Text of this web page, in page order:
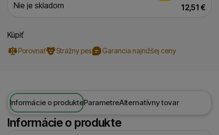
Nie je skladom
12,51 €
Kúpiť
Porovnať Strážny pes Garancia najnižšej ceny
Informácie o produkteParametreAlternatívny tovar
Informácie o produkte